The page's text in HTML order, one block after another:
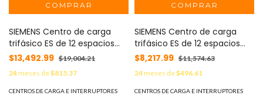
SIEMENS Centro de carga
trifásico ES de 12 espacios
para 24 circuitos,
120/240vca, Barra de
aluminio, Nema 1, uso
interior. Incluye tapa. MOD:
$13,492.99 $19,004.21
24meses de$815.37
CENTROS DE CARGA E INTERRUPTORES
SIEMENS Centro de carga
trifásico ES de 12 espacios
para 24 circuitos,
120/240vca, Barra de
aluminio, Nema 1, uso
interior. Incluye tapa. MOD:
$8,217.99 $11,574.63
24meses de$496.61
CENTROS DE CARGA E INTERRUPTORES